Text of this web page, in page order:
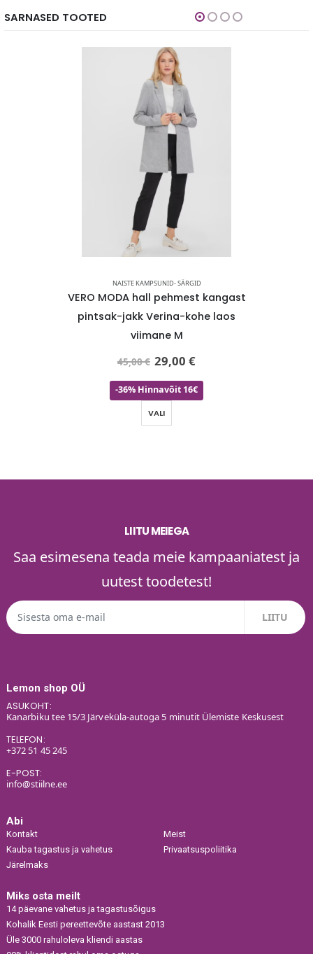
SARNASED TOOTED
NAISTE KAMPSUNID- SÄRGID
VERO MODA hall pehmest kangast
pintsak-jakk Verina-kohe laos
viimane M
45,00€ 29,00€
-36% Hinnavõit 16€
VALI
LIITU MEIEGA
Saa esimesena teada meie kampaaniatest ja
uutest toodetest!
Lemon shop OÜ
ASUKOHT:
Kanarbiku tee 15/3 Järveküla-autoga 5 minutit Ülemiste Keskusest
TELEFON:
+372 51 45 245
E-POST:
info@stiilne.ee
Abi
Kontakt
Kauba tagastus ja vahetus
Järelmaks
Meist
Privaatsuspoliitika
Miks osta meilt
14 päevane vahetus ja tagastusõigus
Kohalik Eesti pereettevõte aastast 2013
Üle 3000 rahuloleva kliendi aastas